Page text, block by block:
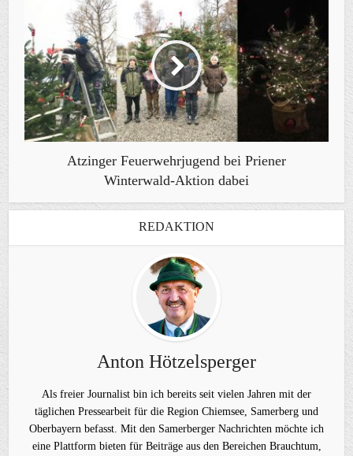
Atzinger Feuerwehrjugend bei Priener
Winterwald-Aktion dabei
REDAKTION
Anton Hötzelsperger
Als freier Journalist bin ich bereits seit vielen Jahren mit der
täglichen Pressearbeit für die Region Chiemsee, Samerberg und
Oberbayern befasst. Mit den Samerberger Nachrichten möchte ich
eine Plattform bieten für Beiträge aus den Bereichen Brauchtum,